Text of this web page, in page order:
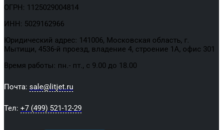
ОГРН: 1125029004814
ИНН: 5029162966
Юридический адрес: 141006, Московская область, г.
Мытищи, 4536-й проезд, владение 4, строение 1А, офис 301
Время работы: пн.- пт., с 9.00 до 18.00
Почта: sale@litjet.ru
Тел: +7 (499) 521-12-29